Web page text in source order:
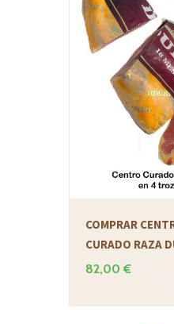
COMPRAR
CURADO RAZA
82,00 €